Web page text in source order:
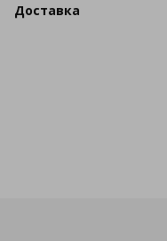
Доставка